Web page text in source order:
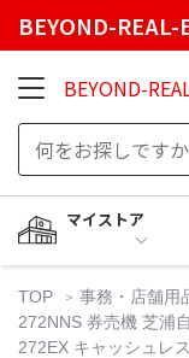
BEYOND-REAL-
BEYOND-
マイストア
TOP 事務・店舗用
272NNS 券売機 芝浦
272EX キャッシュレス